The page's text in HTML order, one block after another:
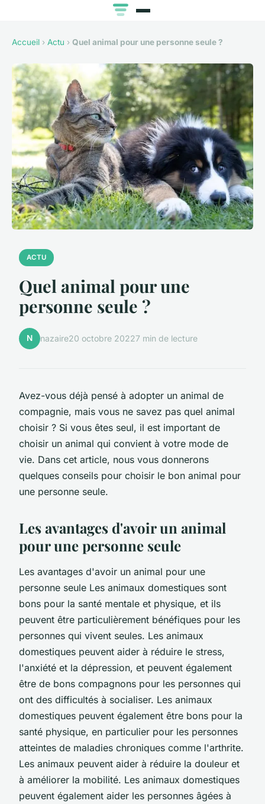
Accueil › Actu › Quel animal pour une personne seule ?
ACTU
Quel animal pour une
personne seule ?
N nazaire20 octobre 20227 min de lecture
Avez-vous déjà pensé à adopter un animal de
compagnie, mais vous ne savez pas quel animal
choisir ? Si vous êtes seul, il est important de
choisir un animal qui convient à votre mode de
vie. Dans cet article, nous vous donnerons
quelques conseils pour choisir le bon animal pour
une personne seule.
Les avantages d'avoir un animal
pour une personne seule
Les avantages d'avoir un animal pour une
personne seule Les animaux domestiques sont
bons pour la santé mentale et physique, et ils
peuvent être particulièrement bénéfiques pour les
personnes qui vivent seules. Les animaux
domestiques peuvent aider à réduire le stress,
l'anxiété et la dépression, et peuvent également
être de bons compagnons pour les personnes qui
ont des difficultés à socialiser. Les animaux
domestiques peuvent également être bons pour la
santé physique, en particulier pour les personnes
atteintes de maladies chroniques comme l'arthrite.
Les animaux peuvent aider à réduire la douleur et
à améliorer la mobilité. Les animaux domestiques
peuvent également aider les personnes âgées à